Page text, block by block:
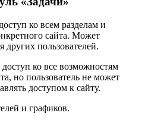
ко всем разделам и
сайта. Может
других пользователей.
ко все возможностям
но пользователь не может
доступом к сайту.
и графиков.